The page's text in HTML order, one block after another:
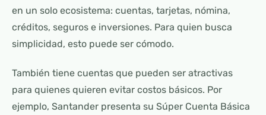
en un solo ecosistema: cuentas, tarjetas, nómina,
créditos, seguros e inversiones. Para quien busca
simplicidad, esto puede ser cómodo.
También tiene cuentas que pueden ser atractivas
para quienes quieren evitar costos básicos. Por
ejemplo, Santander presenta su Súper Cuenta Básica